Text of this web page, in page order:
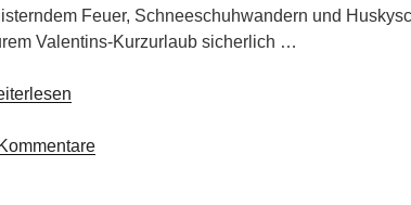
Feuer, Schneeschuhwandern und
Valentins-Kurzurlaub sicherlich …